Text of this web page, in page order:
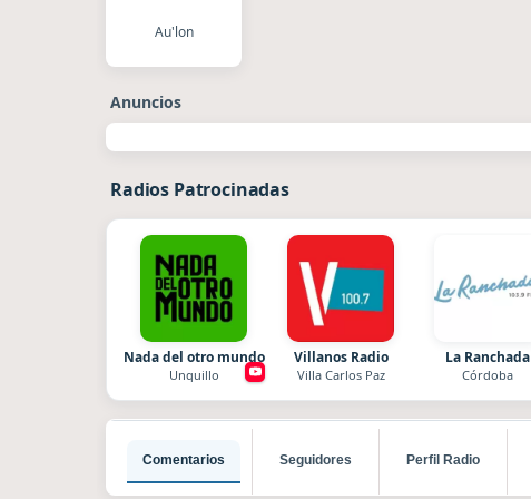
Au'lon
Anuncios
Radios Patrocinadas
Nada del otro mundo
Unquillo
Villanos Radio
Villa Carlos Paz
La Ranchada
Córdoba
Comentarios Seguidores Perfil Radio